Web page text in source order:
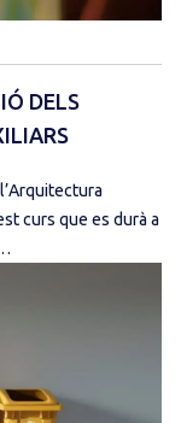
DELS
curs que es durà a